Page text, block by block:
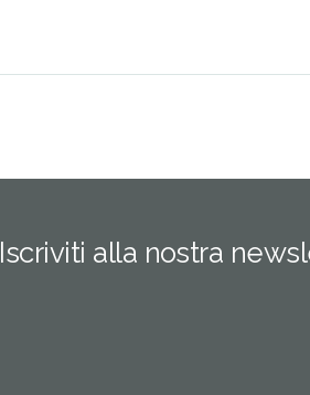
Iscriviti alla nostra